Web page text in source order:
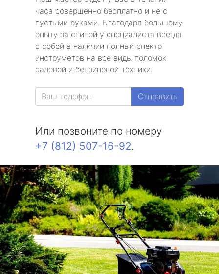
часа совершенно бесплатно и не с
пустыми руками. Благодаря большому
опыту за спиной у специалиста всегда
с собой в наличии полный спектр
инструметов на все виды поломок
садовой и бензиновой техники.
Отправить
Или позвоните по номеру
+7 (812) 507-16-92.